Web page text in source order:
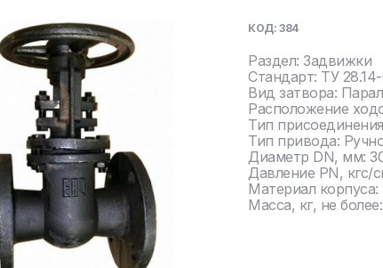
КОД: 384
Раздел: Задвижки
Стандарт: ТУ
Вид затвора:
Расположение
Тип
Тип привода:
Диаметр DN, мм:
Давление PN, кгс/
Материал корпуса:
Масса, кг, не